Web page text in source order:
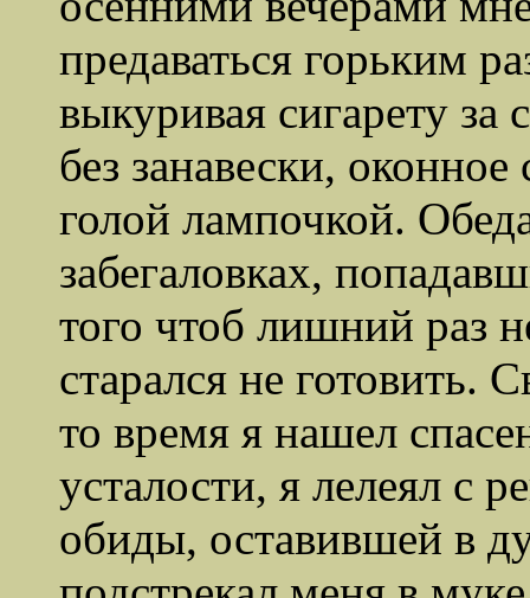
предаваться горьким
выкуривая сигарету за
без занавески,
голой лампочкой.
забегаловках,
того чтоб лишний раз
старался не готовить.
то время я нашел
усталости, я лелеял с
обиды, оставившей в